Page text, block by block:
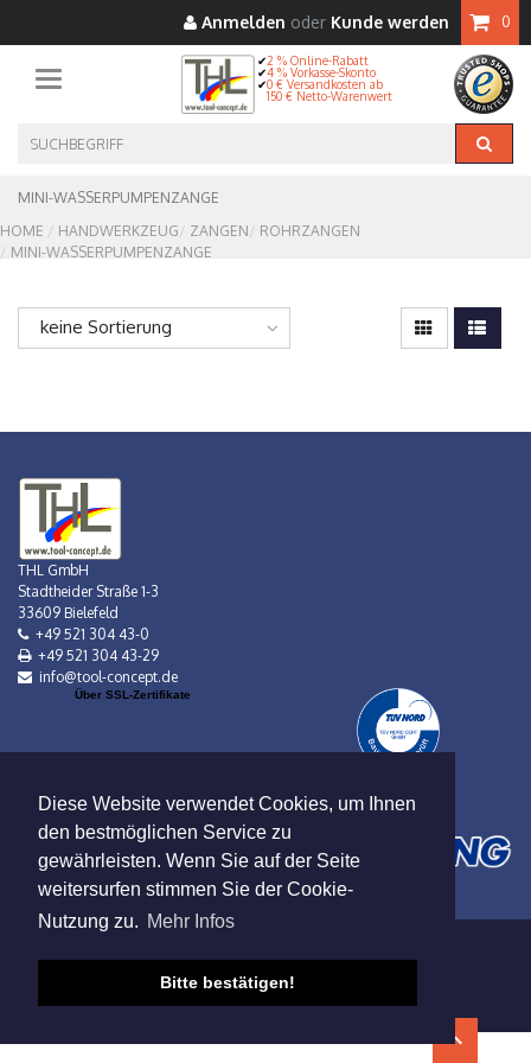
Diese Website verwendet Cookies, um Ihnen
den bestmöglichen Service zu
gewährleisten. Wenn Sie auf der Seite
weitersurfen stimmen Sie der Cookie-
Nutzung zu. Mehr Infos
Bitte bestätigen!
Anmelden oder Kunde werden 0
Toggle navigation
2 % Online-Rabatt
4 % Vorkasse-Skonto
0 € Versandkosten ab
150 € Netto-Warenwert
MINI-WASSERPUMPENZANGE
HOME
HANDWERKZEUG ZANGEN
ROHRZANGEN
MINI-WASSERPUMPENZANGE
keine Sortierung
THL GmbH
Stadtheider Straße 1-3
33609 Bielefeld
+49 521 304 43-0
+49 521 304 43-29
info@tool-concept.de
Über SSL-Zertifikate
Impressum | Mietbedingungen
expand_less